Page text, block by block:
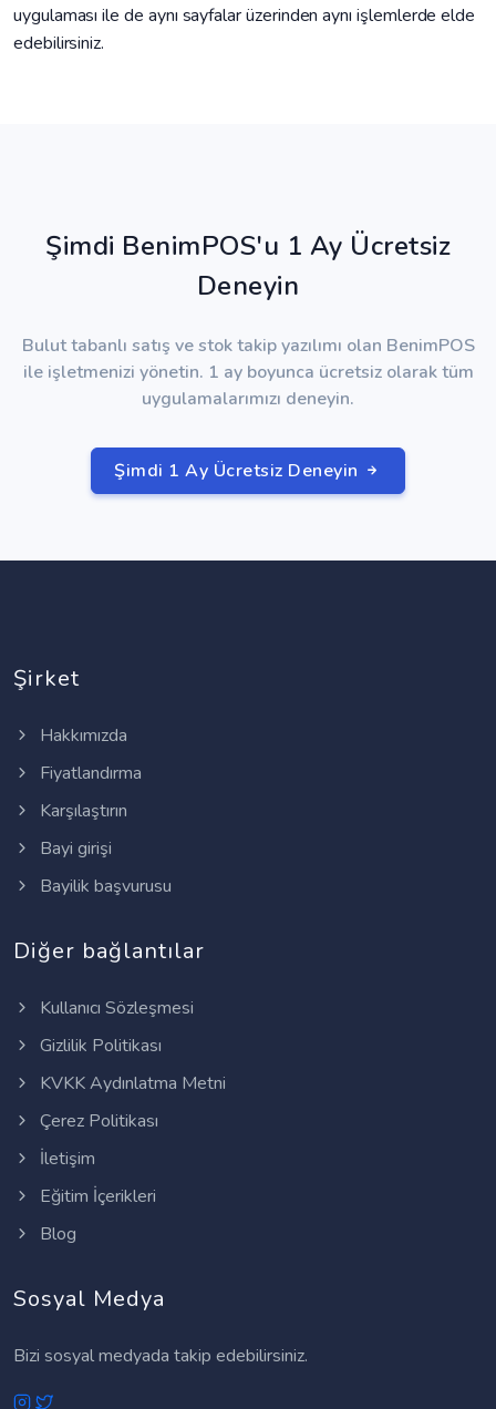
uygulaması ile de aynı sayfalar üzerinden aynı işlemlerde elde
edebilirsiniz.
Şimdi BenimPOS'u 1 Ay Ücretsiz
Deneyin
Bulut tabanlı satış ve stok takip yazılımı olan BenimPOS
ile işletmenizi yönetin. 1 ay boyunca ücretsiz olarak tüm
uygulamalarımızı deneyin.
Şimdi 1 Ay Ücretsiz Deneyin
Şirket
Hakkımızda
Fiyatlandırma
Karşılaştırın
Bayi girişi
Bayilik başvurusu
Diğer bağlantılar
Kullanıcı Sözleşmesi
Gizlilik Politikası
KVKK Aydınlatma Metni
Çerez Politikası
İletişim
Eğitim İçerikleri
Blog
Sosyal Medya
Bizi sosyal medyada takip edebilirsiniz.